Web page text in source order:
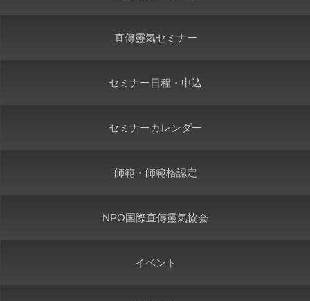
直傳靈氣セミナー
セミナー日程・申込
セミナーカレンダー
師範・師範格認定
NPO国際直傳靈氣協会
イベント